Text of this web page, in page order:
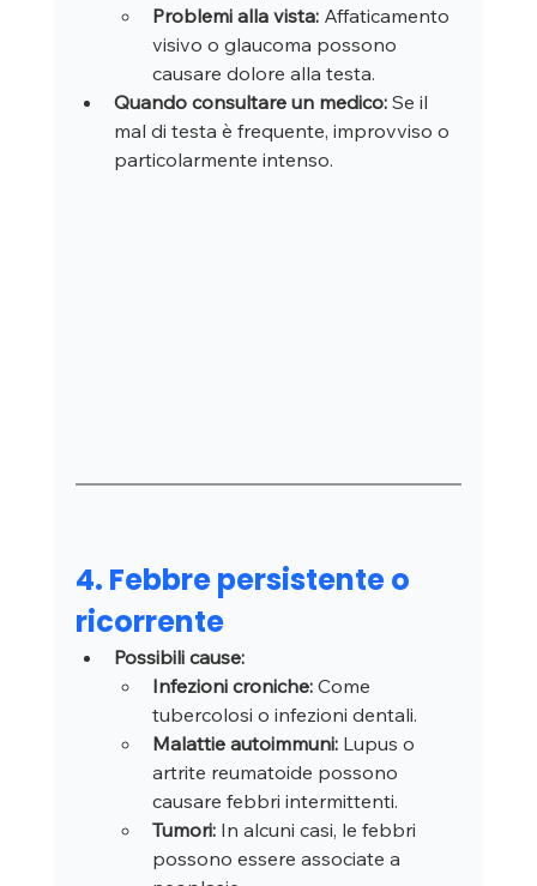
Problemi alla vista: Affaticamento
visivo o glaucoma possono
causare dolore alla testa.
Quando consultare un medico: Se il
mal di testa è frequente, improvviso o
particolarmente intenso.
4. Febbre persistente o
ricorrente
Possibili cause:
Infezioni croniche: Come
tubercolosi o infezioni dentali.
Malattie autoimmuni: Lupus o
artrite reumatoide possono
causare febbri intermittenti.
Tumori: In alcuni casi, le febbri
possono essere associate a